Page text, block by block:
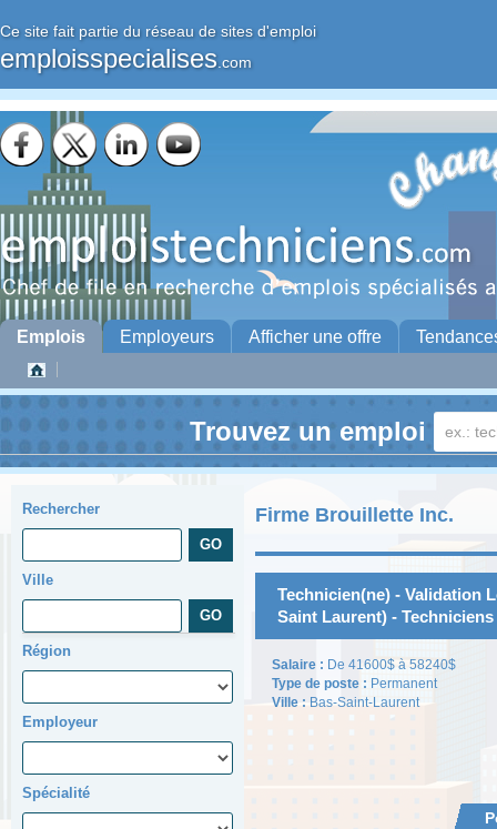
Ce site fait partie du réseau de sites d'emploi
emploisspecialises .com
Emplois Employeurs Afficher une offre
Trouvez un emploi
Rechercher
Ville
Région
Employeur
Spécialité
Firme Brouillette Inc.
Technicien(ne) - Validation
Saint Laurent) -
Salaire : De 41600$ à 58240$
Type de poste : Permanent
Ville : Bas-Saint-Laurent